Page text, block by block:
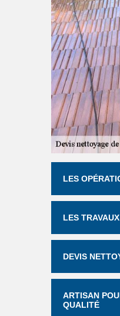
LES
LES
DEVIS
ARTISAN
QUALITÉ